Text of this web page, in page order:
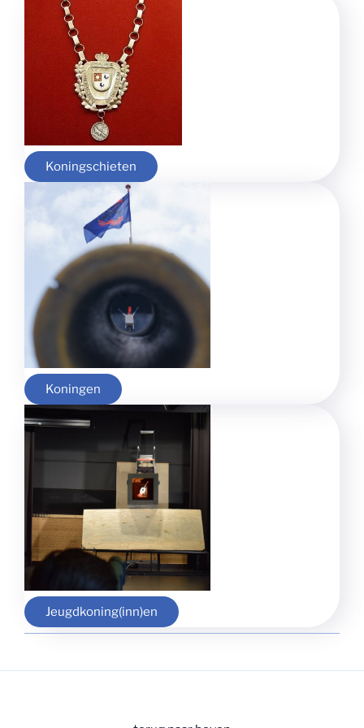
Koningschieten
Koningen
Jeugdkoning(inn)en